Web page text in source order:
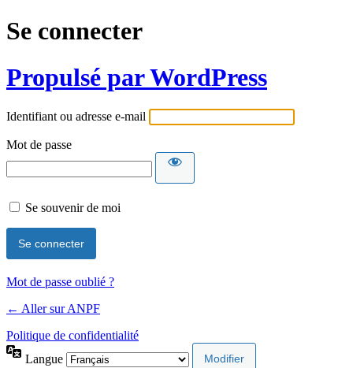
Se connecter
Propulsé par WordPress
Identifiant ou adresse e-mail
Mot de passe
Se souvenir de moi
Mot de passe oublié ?
← Aller sur ANPF
Politique de confidentialité
Langue